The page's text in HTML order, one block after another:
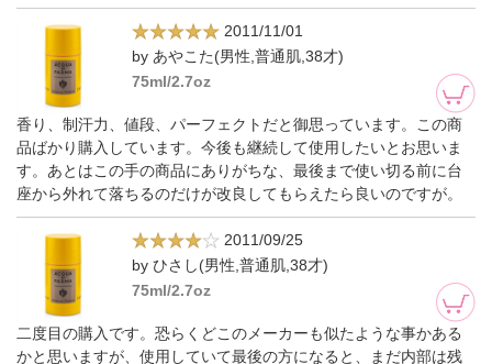
2011/11/01
by あやこた(男性,普通肌,38才)
75ml/2.7oz
香り、制汗力、値段、パーフェクトだと御思っています。この商
品ばかり購入しています。今後も継続して使用したいとお思いま
す。あとはこの手の商品にありがちな、最後まで使い切る前に台
座から外れて落ちるのだけが改良してもらえたら良いのですが。
2011/09/25
by ひさし(男性,普通肌,38才)
75ml/2.7oz
二度目の購入です。恐らくどこのメーカーも似たような事かある
かと思いますが、使用していて最後の方になると、まだ内部は残